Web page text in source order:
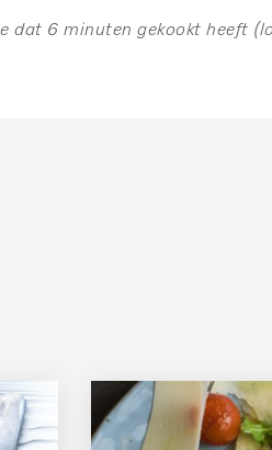
dat 6 minuten gekookt heeft